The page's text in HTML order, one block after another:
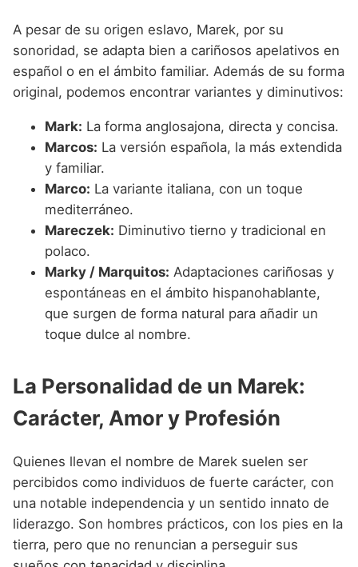
A pesar de su origen eslavo, Marek, por su
sonoridad, se adapta bien a cariñosos apelativos en
español o en el ámbito familiar. Además de su forma
original, podemos encontrar variantes y diminutivos:
Mark: La forma anglosajona, directa y concisa.
Marcos: La versión española, la más extendida
y familiar.
Marco: La variante italiana, con un toque
mediterráneo.
Mareczek: Diminutivo tierno y tradicional en
polaco.
Marky / Marquitos: Adaptaciones cariñosas y
espontáneas en el ámbito hispanohablante,
que surgen de forma natural para añadir un
toque dulce al nombre.
La Personalidad de un Marek:
Carácter, Amor y Profesión
Quienes llevan el nombre de Marek suelen ser
percibidos como individuos de fuerte carácter, con
una notable independencia y un sentido innato de
liderazgo. Son hombres prácticos, con los pies en la
tierra, pero que no renuncian a perseguir sus